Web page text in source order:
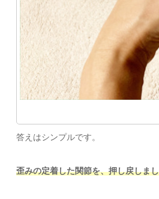
答えはシンプルです。
歪みの定着した関節を、押し戻しま